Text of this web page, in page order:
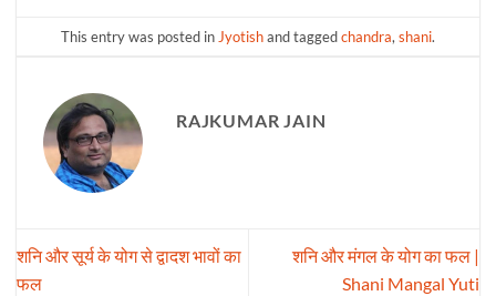
This entry was posted in Jyotishand taggedchandra, shani.
RAJKUMAR JAIN
शनि और सूर्य के योग से द्वादश भावों का
फल
शनि और मंगल के योग का फल |
Shani Mangal Yuti